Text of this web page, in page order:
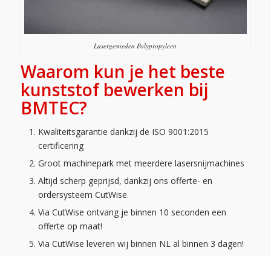
Lasergesneden Polypropyleen
Waarom kun je het beste
kunststof bewerken bij
BMTEC?
Kwaliteitsgarantie dankzij de ISO 9001:2015
certificering
Groot machinepark met meerdere lasersnijmachines
Altijd scherp geprijsd, dankzij ons offerte- en
ordersysteem CutWise.
Via CutWise ontvang je binnen 10 seconden een
offerte op maat!
Via CutWise leveren wij binnen NL al binnen 3 dagen!